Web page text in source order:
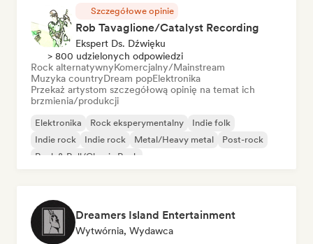
Szczegółowe opinie
Rob Tavaglione/Catalyst Recording
Ekspert Ds. Dźwięku
> 800 udzielonych odpowiedzi
Rock alternatywnyKomercjalny/Mainstream
Muzyka countryDream popElektronika
Przekaż artystom szczegółową opinię na temat ich
brzmienia/produkcji
Elektronika Rock eksperymentalny
Indie folk
Indie rock
Indie rock Metal/Heavy metal
Post-rock
Rock & Roll/Classic Rock
Dreamers Island Entertainment
Wytwórnia, Wydawca